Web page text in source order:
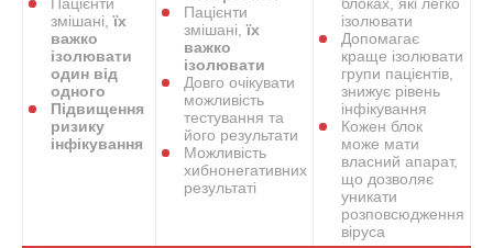
Пацієнти
змішані, їх
важко
ізолювати
один від
одного
Підвищення
ризику
інфікування
Пацієнти
змішані, їх
важко
ізолювати
Довго очікувати
можливість
тестування та
його результати
Можливість
хибнонегативних
результаті
блоках, які легко
ізолювати
Допомагає
краще ізолювати
групи пацієнтів,
знижує рівень
інфікування
Кожен блок
може мати
власний апарат,
що дозволяє
уникати
розповсюдження
віруса